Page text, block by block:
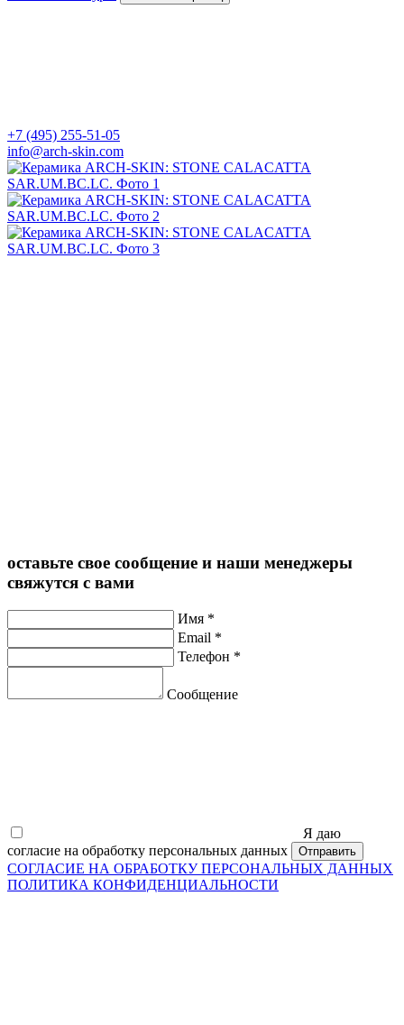
+7 (495) 255-51-05
info@arch-skin.com
оставьте свое сообщение и наши менеджеры
свяжутся с вами
Имя *
Email *
Телефон *
Сообщение
Я даю
согласие на обработку персональных данных
СОГЛАСИЕ НА ОБРАБОТКУ ПЕРСОНАЛЬНЫХ ДАННЫХ
ПОЛИТИКА КОНФИДЕНЦИАЛЬНОСТИ